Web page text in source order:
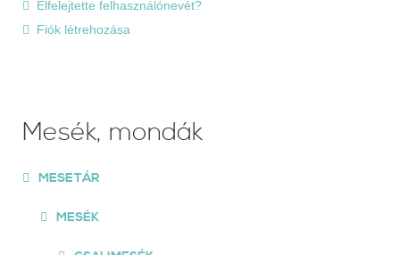
Elfelejtette felhasználónevét?
Fiók létrehozása
Mesék, mondák
MESETÁR
MESÉK